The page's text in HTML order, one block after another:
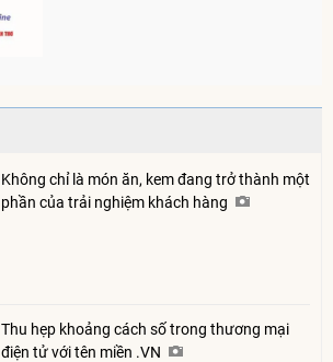
Không chỉ là món ăn, kem đang trở thành một
phần của trải nghiệm khách hàng
Thu hẹp khoảng cách số trong thương mại
điện tử với tên miền .VN